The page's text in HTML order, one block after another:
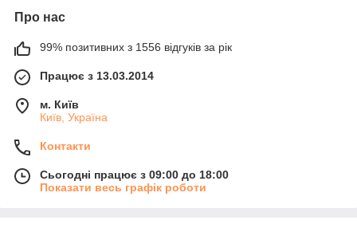
Про нас
99% позитивних з 1556 відгуків за рік
Працює з 13.03.2014
м. Київ
Київ, Україна
Контакти
Сьогодні працює з 09:00 до 18:00
Показати весь графік роботи